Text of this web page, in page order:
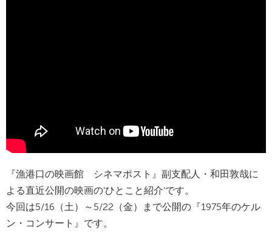
『漁港口の映画館 シネマポスト』副支配人・和田敦哉に
よる直近公開の映画の‘ひとこと紹介’です。
今回は5/16（土）～5/22（金）まで公開の『1975年のケル
ン・コンサート』です。